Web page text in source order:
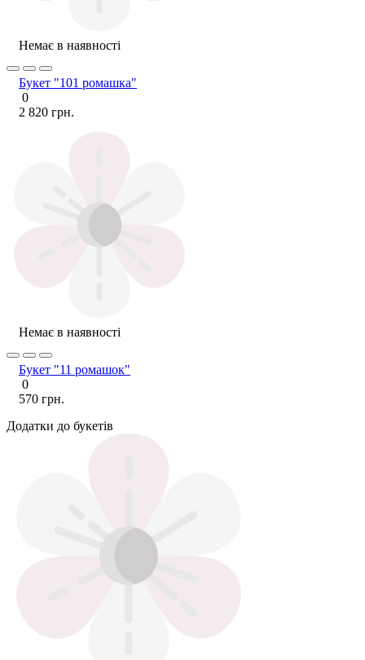
Немає в наявності
Букет "101 ромашка"
0
2 820 грн.
Немає в наявності
Букет "11 ромашок"
0
570 грн.
Додатки до букетів